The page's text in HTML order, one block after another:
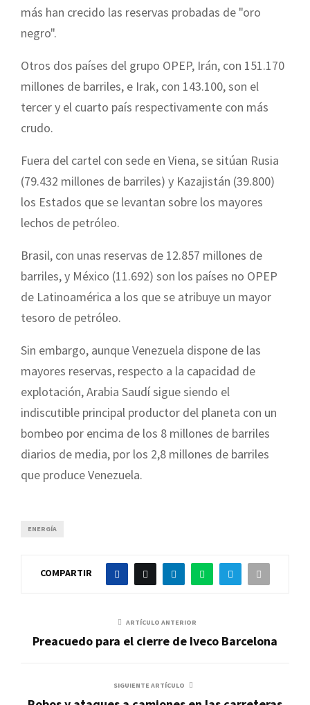
más han crecido las reservas probadas de "oro
negro".
Otros dos países del grupo OPEP, Irán, con 151.170
millones de barriles, e Irak, con 143.100, son el
tercer y el cuarto país respectivamente con más
crudo.
Fuera del cartel con sede en Viena, se sitúan Rusia
(79.432 millones de barriles) y Kazajistán (39.800)
los Estados que se levantan sobre los mayores
lechos de petróleo.
Brasil, con unas reservas de 12.857 millones de
barriles, y México (11.692) son los países no OPEP
de Latinoamérica a los que se atribuye un mayor
tesoro de petróleo.
Sin embargo, aunque Venezuela dispone de las
mayores reservas, respecto a la capacidad de
explotación, Arabia Saudí sigue siendo el
indiscutible principal productor del planeta con un
bombeo por encima de los 8 millones de barriles
diarios de media, por los 2,8 millones de barriles
que produce Venezuela.
ENERGÍA
COMPARTIR
ARTÍCULO ANTERIOR
Preacuedo para el cierre de Iveco Barcelona
SIGUIENTE ARTÍCULO